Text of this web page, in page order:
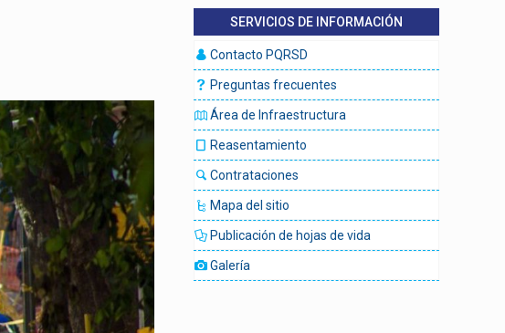
SERVICIOS DE INFORMACIÓN
Contacto PQRSD
Preguntas frecuentes
Área de Infraestructura
Reasentamiento
Contrataciones
Mapa del sitio
Publicación de hojas de vida
Galería